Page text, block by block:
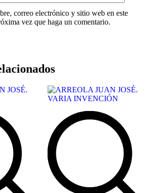
correo electrónico y sitio web en este
vez que haga un comentario.